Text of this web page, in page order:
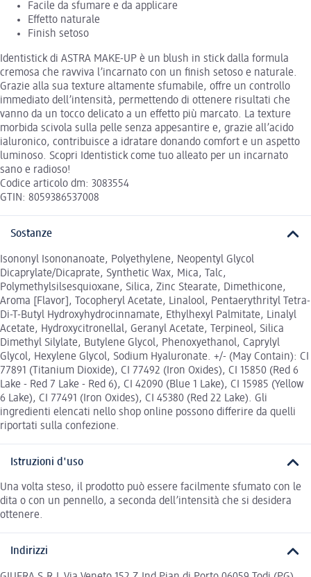
Facile da sfumare e da applicare
Effetto naturale
Finish setoso
Identistick di ASTRA MAKE-UP è un blush in stick dalla formula
cremosa che ravviva l’incarnato con un finish setoso e naturale.
Grazie alla sua texture altamente sfumabile, offre un controllo
immediato dell’intensità, permettendo di ottenere risultati che
vanno da un tocco delicato a un effetto più marcato. La texture
morbida scivola sulla pelle senza appesantire e, grazie all’acido
ialuronico, contribuisce a idratare donando comfort e un aspetto
luminoso. Scopri Identistick come tuo alleato per un incarnato
sano e radioso!
Codice articolo dm: 3083554
GTIN: 8059386537008
Sostanze
Isononyl Isononanoate, Polyethylene, Neopentyl Glycol
Dicaprylate/Dicaprate, Synthetic Wax, Mica, Talc,
Polymethylsilsesquioxane, Silica, Zinc Stearate, Dimethicone,
Aroma [Flavor], Tocopheryl Acetate, Linalool, Pentaerythrityl Tetra-
Di-T-Butyl Hydroxyhydrocinnamate, Ethylhexyl Palmitate, Linalyl
Acetate, Hydroxycitronellal, Geranyl Acetate, Terpineol, Silica
Dimethyl Silylate, Butylene Glycol, Phenoxyethanol, Caprylyl
Glycol, Hexylene Glycol, Sodium Hyaluronate. +/- (May Contain): CI
77891 (Titanium Dioxide), CI 77492 (Iron Oxides), CI 15850 (Red 6
Lake - Red 7 Lake - Red 6), CI 42090 (Blue 1 Lake), CI 15985 (Yellow
6 Lake), CI 77491 (Iron Oxides), CI 45380 (Red 22 Lake). Gli
ingredienti elencati nello shop online possono differire da quelli
riportati sulla confezione.
Istruzioni d'uso
Una volta steso, il prodotto può essere facilmente sfumato con le
dita o con un pennello, a seconda dell’intensità che si desidera
ottenere.
Indirizzi